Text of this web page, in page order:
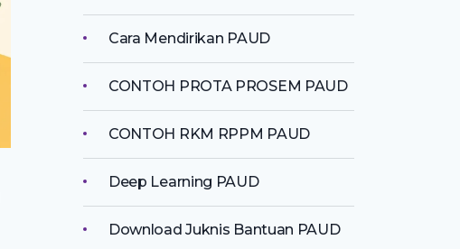
Cara Mendirikan PAUD
CONTOH PROTA PROSEM PAUD
CONTOH RKM RPPM PAUD
Deep Learning PAUD
Download Juknis Bantuan PAUD